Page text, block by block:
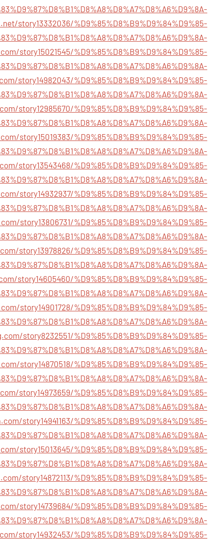
story13332036/%D9%85%D8%B9%D9%84%D9%85-
story15021545/%D9%85%D8%B9%D9%84%D9%85-
story14982043/%D9%85%D8%B9%D9%84%D9%85-
story12985670/%D9%85%D8%B9%D9%84%D9%85-
story15019383/%D9%85%D8%B9%D9%84%D9%85-
story13543468/%D9%85%D8%B9%D9%84%D9%85-
story14932937/%D9%85%D8%B9%D9%84%D9%85-
story13806731/%D9%85%D8%B9%D9%84%D9%85-
story13978826/%D9%85%D8%B9%D9%84%D9%85-
story14605460/%D9%85%D8%B9%D9%84%D9%85-
story14901728/%D9%85%D8%B9%D9%84%D9%85-
story8232551/%D9%85%D8%B9%D9%84%D9%85-
story14870518/%D9%85%D8%B9%D9%84%D9%85-
story14973659/%D9%85%D8%B9%D9%84%D9%85-
story14941163/%D9%85%D8%B9%D9%84%D9%85-
story15013645/%D9%85%D8%B9%D9%84%D9%85-
story14872113/%D9%85%D8%B9%D9%84%D9%85-
story14739684/%D9%85%D8%B9%D9%84%D9%85-
story14932453/%D9%85%D8%B9%D9%84%D9%85-